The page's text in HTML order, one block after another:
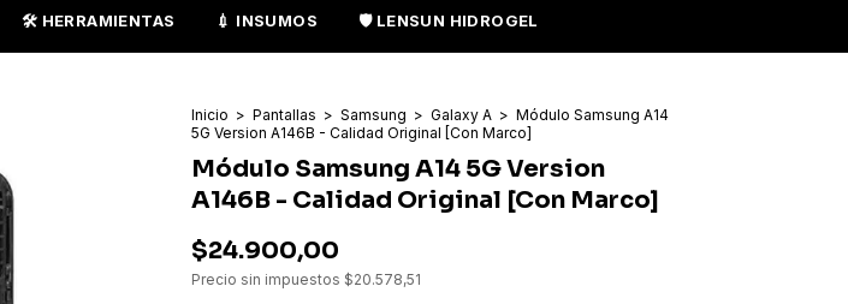
🛠️ HERRAMIENTAS 💉 INSUMOS 🛡️ LENSUN HIDROGEL
Inicio > Pantallas > Samsung > Galaxy A > Módulo Samsung A14
5G Version A146B - Calidad Original [Con Marco]
Módulo Samsung A14 5G Version
A146B - Calidad Original [Con Marco]
$24.900,00
Precio sin impuestos $20.578,51